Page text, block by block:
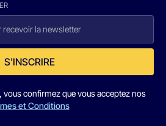
S'INSCRIRE
vous confirmez que vous acceptez nos
et Conditions